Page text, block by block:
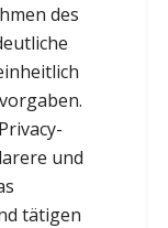
des
und
tätigen